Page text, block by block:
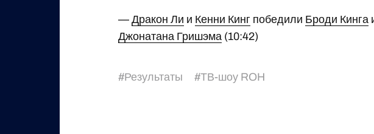
—Дракон Ли и Кенни Кинг победили Броди Кинга
Джонатана Гришэма (10:42)
#Результаты #ТВ-шоу ROH